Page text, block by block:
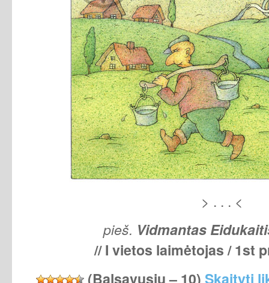
> . . . <
pieš. Vidmantas
//I vietos laimėtojas / 1st
(Balsavusių – 10) Skaityti